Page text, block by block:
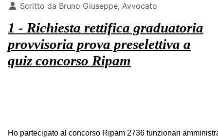
Dettagli
Scritto da Bruno Giuseppe, Avvocato
1 - Richiesta rettifica graduatoria
provvisoria prova preselettiva a
quiz concorso Ripam
Ho partecipato al concorso Ripam 2736 funzionari